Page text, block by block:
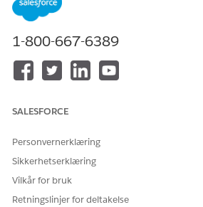
OmniStudio for Automotive Cloud
OmniStudio er en administrert pakke
programkomponenter bygd på
OmniStudio tilbyr en rekke tjenester,
verktøy som du kan bruke til å
kilder.
Flyt for Automotive Cloud
bruke verktøy, som Flow Builder,
OmniStudio og Motor for
1-800-667-6389
SALESFORCE
Personvernerklæring
Sikkerhetserklæring
Vilkår for bruk
Retningslinjer for deltakelse